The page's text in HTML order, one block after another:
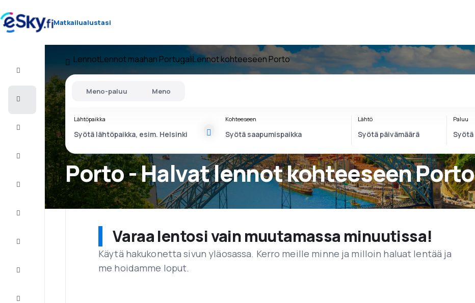
Matkailualustasi
Lomamatkat
Äkkilähdöt
Kaupunkilomat
LennotLennot maahan PortugaliLennot kohteeseen Porto
Porto - Halvat lennot kohteeseen Porto
Meno-paluu Meno
Lähtöpaikka Kohteeseen Lähtö Paluu
Varaa lentosi vain muutamassa minuutissa!
Käytä hakukonetta sivun yläosassa. Kerro meille minne ja milloin haluat lentää ja
me hoidamme loput.